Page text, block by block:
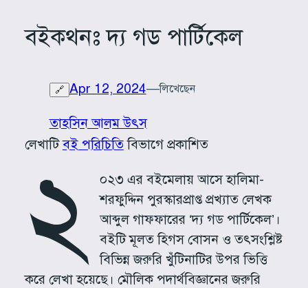
বইকথনঃ দ্য গড পার্টিকেল
🔗 Apr 12, 2024—লিখেছেন
তাহসিন আলম উৎস
লেখাটিবই পরিচিতিবিভাগে প্রকাশিত
২
০২৩ এর বইমেলায় আসে হালিমা-
শরফুদ্দিন পুরস্কারপ্রাপ্ত প্রখ্যাত লেখক
আব্দুল গাফফারের ‘দ্য গড পার্টিকেল’।
বইটি মূলত হিগস বোসন ও তৎসংশ্লিষ্ট
বিভিন্ন জরুরি খুঁটিনাটির উপর ভিত্তি
করে লেখা হয়েছে। মৌলিক পদার্থবিজ্ঞানের জরুরি